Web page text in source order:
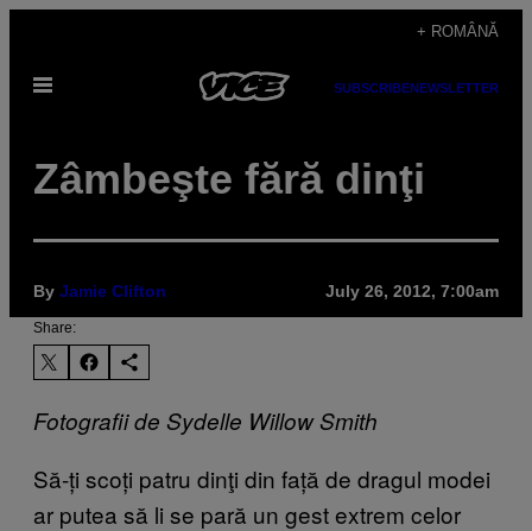
content
+ ROMÂNĂ
Open
SUBSCRIBENEWSLETTER
Zâmbeşte fără dinţi
By Jamie Clifton July 26, 2012, 7:00am
Share:
Fotografii de Sydelle Willow Smith
Să-ți scoți patru dinţi din față de dragul modei
ar putea să li se pară un gest extrem celor